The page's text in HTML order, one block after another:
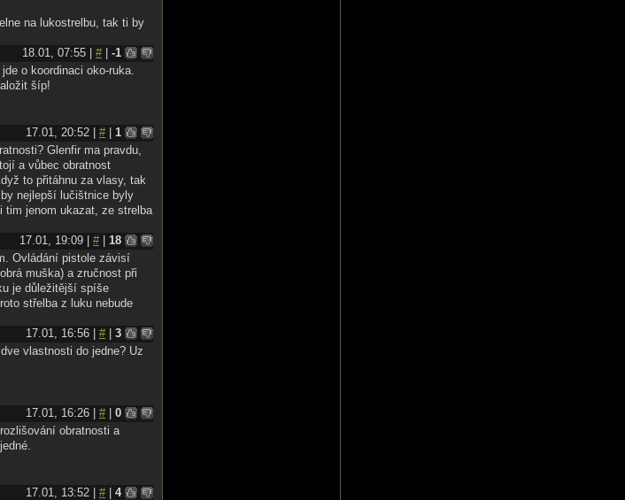
na lukostrelbu, tak ti by
18.01, 07:55 | #| -1
o koordinaci oko-ruka.
šíp!
17.01, 20:52 | #| 1
Glenfir ma pravdu,
a vůbec obratnost
to přitáhnu za vlasy, tak
nejlepší lučištnice byly
tim jenom ukazat, ze strelba
17.01, 19:09 | #| 18
Ovládání pistole závisí
muška) a zručnost při
je důležitější spíše
střelba z luku nebude
17.01, 16:56 | #| 3
vlastnosti do jedne? Uz
17.01, 16:26 | #| 0
obratnosti a
17.01, 13:52 | #| 4